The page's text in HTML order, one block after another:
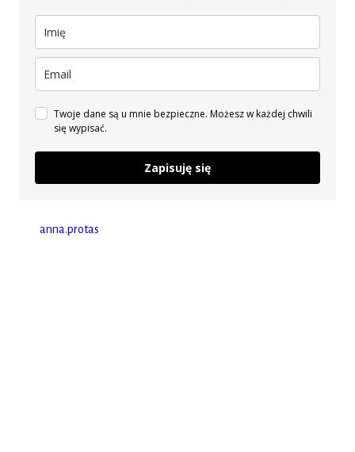
Twoje dane są u mnie bezpieczne. Możesz w każdej chwili
się wypisać.
Zapisuję się
anna.protas